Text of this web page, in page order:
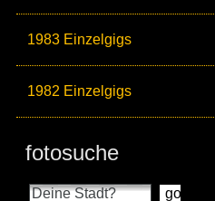
1983 Einzelgigs
1982 Einzelgigs
fotosuche